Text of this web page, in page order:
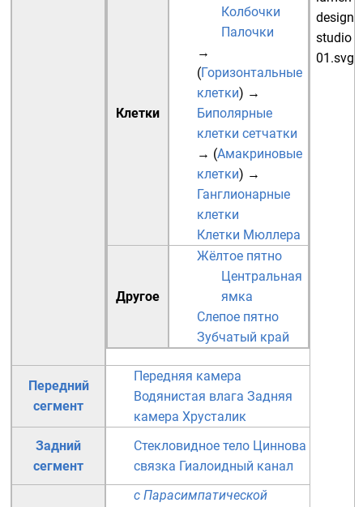
Клетки
Колбочки
Палочки
→
(Горизонтальные
клетки) →
Биполярные
клетки сетчатки
→ (Амакриновые
клетки) →
Ганглионарные
клетки
Клетки Мюллера
Другое
Жёлтое пятно
Центральная
ямка
Слепое пятно
Зубчатый край
Передний
сегмент
Передняя камера
Водянистая влага Задняя
камера Хрусталик
Задний
сегмент
Стекловидное тело Циннова
связка Гиалоидный канал
с Парасимпатической